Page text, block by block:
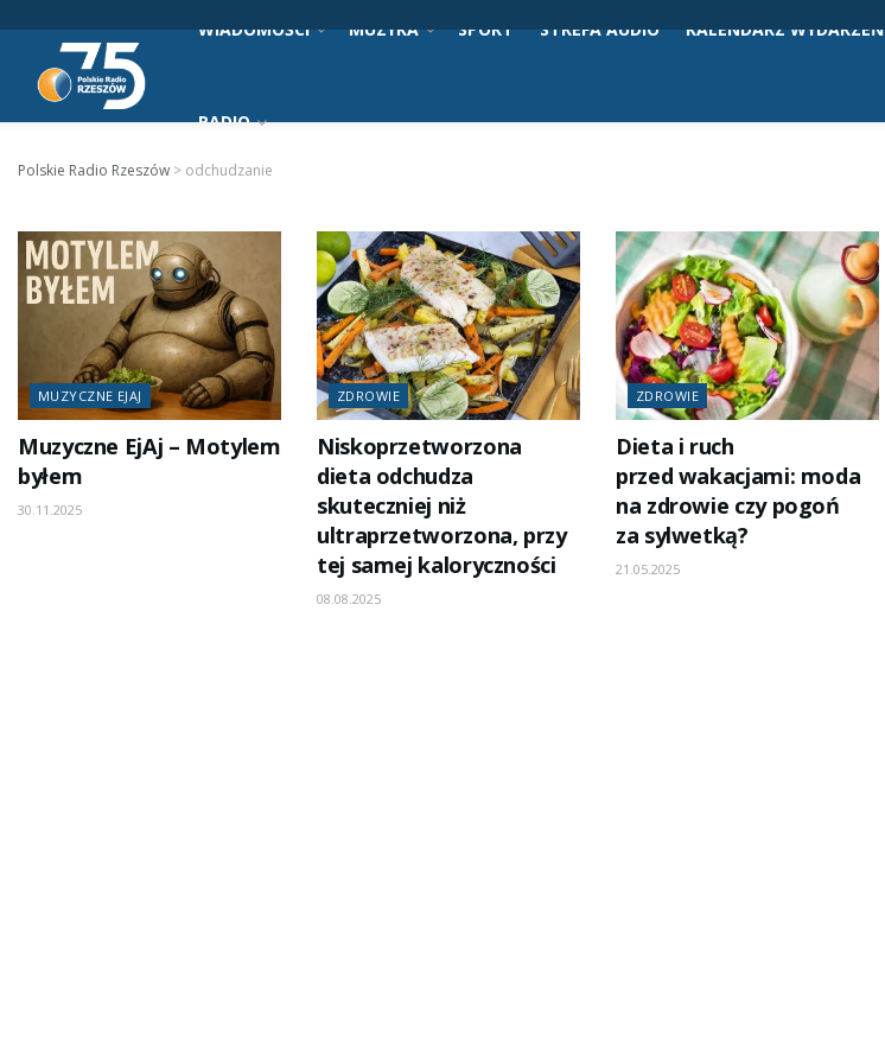
WIADOMOŚCI MUZYKA SPORT STREFA AUDIO KALENDARZ WYDARZEŃ
RADIO
Polskie Radio Rzeszów > odchudzanie
MUZYCZNE EJAJ
Muzyczne EjAj – Motylem
byłem
30.11.2025
ZDROWIE
Niskoprzetworzona
dieta odchudza
skuteczniej niż
ultraprzetworzona, przy
tej samej kaloryczności
08.08.2025
ZDROWIE
Dieta i ruch
przed wakacjami: moda
na zdrowie czy pogoń
za sylwetką?
21.05.2025